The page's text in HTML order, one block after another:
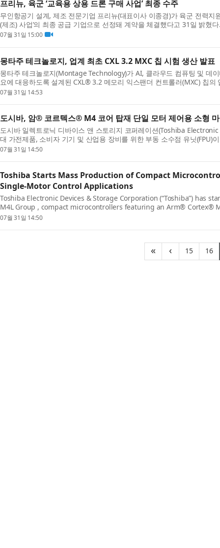
프리뉴, 육군 ‘교육용 상용 드론 구매 사업’ 최종 수주
무인항공기 설계, 제조 전문기업 프리뉴(대표이사 이종경)가 육군 전력
(제조) 사업’의 최종 공급 기업으로 선정돼 계약을 체결했다고 31일 밝혔
07월 31일 15:00
몽타주 테크놀로지, 업계 최초 CXL 3.2 MXC 칩 시험 생산 발표
몽타주 테크놀로지(Montage Technology)가 AI, 클라우드 컴퓨팅 및 데
요에 대응하도록 설계된 CXL® 3.2 메모리 익스팬더 컨트롤러(MXC) 칩의
07월 31일 14:53
도시바, 암® 코르텍스® M4 코어 탑재 단일 모터 제어용 소형
도시바 일렉트로닉 디바이스 앤 스토리지 코퍼레이션(Toshiba
대 가전제품, 소비자 기기 및 산업용 장비를 위한 부동 소수점 유닛(FPU)
07월 31일 14:50
Toshiba Starts Mass Production of Compact
Single-Motor Control Applications
Toshiba Electronic Devices & Storage Corporation (“Toshiba”) has
M4L Group , compact microcontrollers featuring an Arm® Cortex®
07월 31일 14:50
« ‹ 15 16